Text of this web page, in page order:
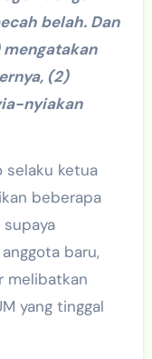
belah. Dan
(2)
nyiakan
selaku ketua
beberapa
supaya
baru,
melibatkan
yang tinggal